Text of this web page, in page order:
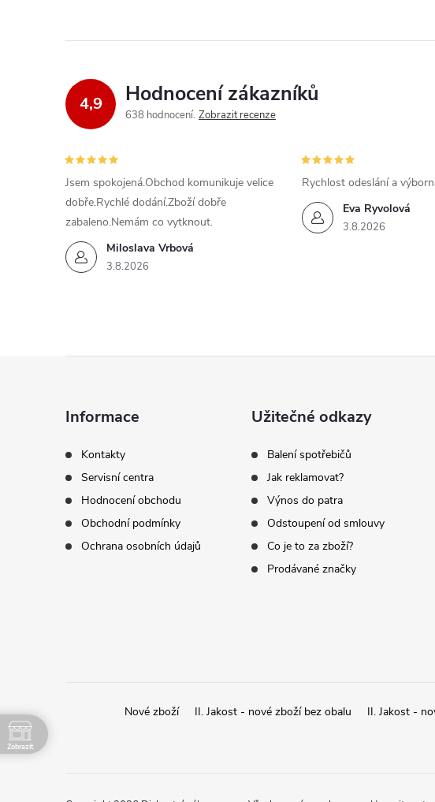
d
a
c
í
p
r
v
ý
i
s
u
4,9 Hodnocení zákazníků
638 hodnocení Zobrazit recenze
Miloslava Vrbová
3.8.2026
Jsem spokojená.Obchod komunikuje velice
dobře.Rychlé dodání.Zboží dobře
zabaleno.Nemám co vytknout.
Eva Ryvolová
3.8.2026
Rychlost odeslání a
Informace
Kontakty
Servisní centra
Hodnocení obchodu
Obchodní podmínky
Ochrana osobních údajů
Užitečné odkazy
Balení spotřebičů
Jak reklamovat?
Výnos do patra
Odstoupení od smlouvy
Co je to za zboží?
Prodávané značky
Nové zboží II. Jakost - nové zboží bez obalu II. Jakost -
Zobrazit